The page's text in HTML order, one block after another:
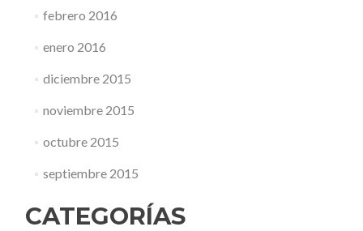
febrero 2016
enero 2016
diciembre 2015
noviembre 2015
octubre 2015
septiembre 2015
CATEGORÍAS